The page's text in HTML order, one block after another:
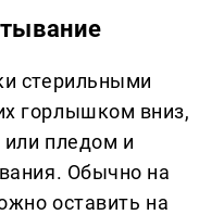
стерильными
горлышком вниз,
пледом и
Обычно на
оставить на